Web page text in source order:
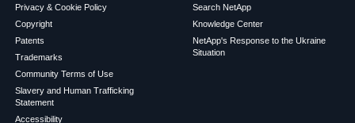
Privacy & Cookie Policy
Copyright
Patents
Trademarks
Community Terms of Use
Slavery and Human Trafficking
Statement
Accessibility
Search NetApp
Knowledge Center
NetApp's Response to the Ukraine
Situation